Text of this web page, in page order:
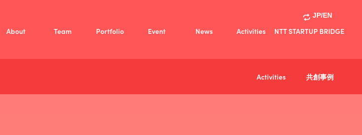
JP/EN
About
ァンド概要
Team
Portfolio Event News
Activities
NTT STARTUP BRIDGE
Activities 共創事例